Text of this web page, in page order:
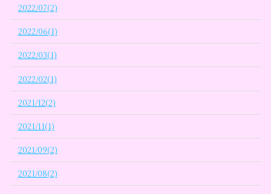
2022/07(2)
2022/06(1)
2022/03(1)
2022/02(1)
2021/12(2)
2021/11(1)
2021/09(2)
2021/08(2)